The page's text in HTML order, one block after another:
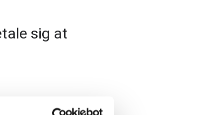
sig at